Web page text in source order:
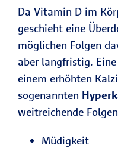
Da Vitamin D im
geschieht eine
möglichen Folgen
aber langfristig.
einem erhöhten
sogenannten
weitreichende
Müdigkeit